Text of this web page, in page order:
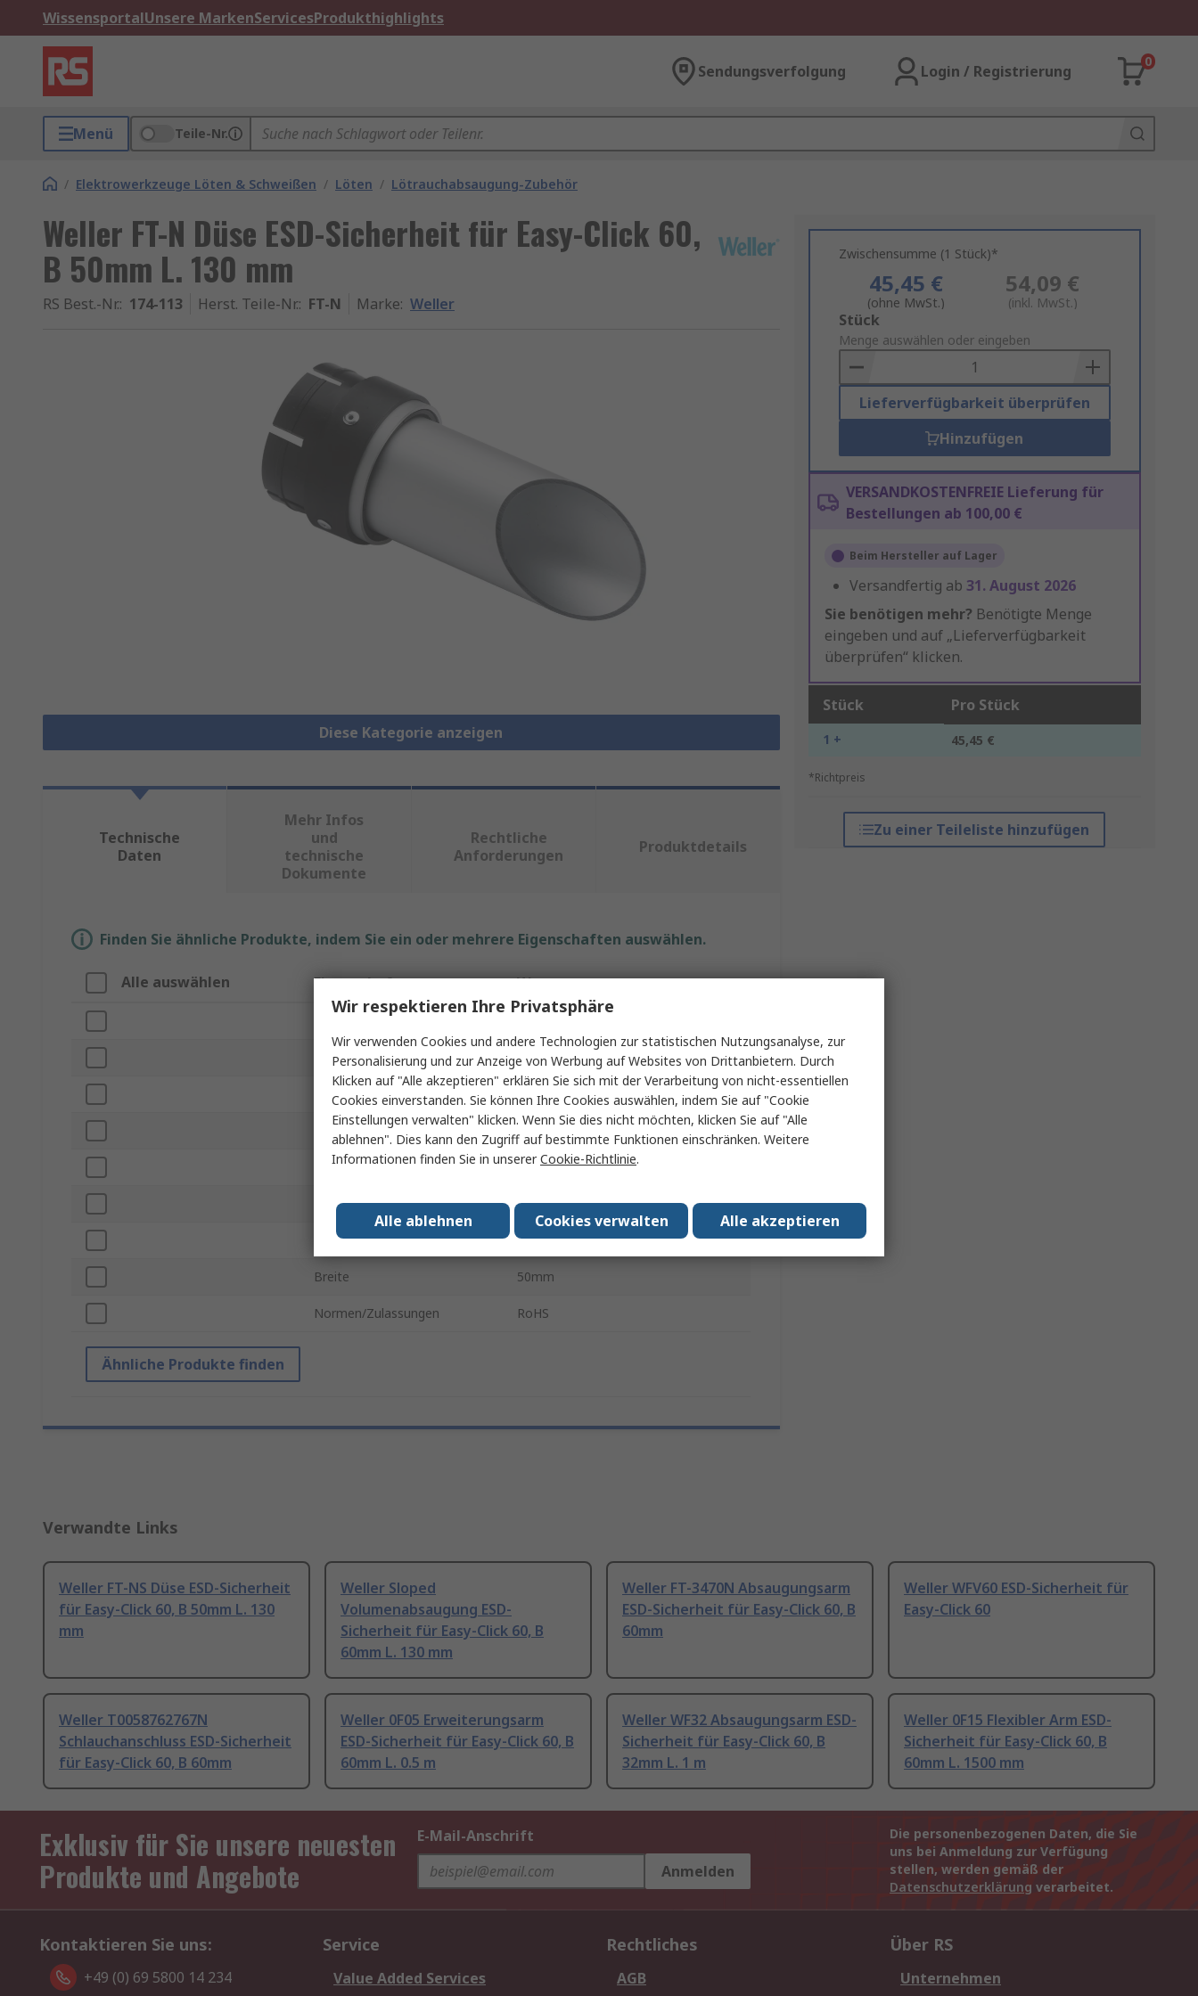
WissensportalUnsere MarkenServicesProdukthighlights
Sendungsverfolgung Login / Registrierung
0
Menü Teile-Nr.
/ Elektrowerkzeuge Löten & Schweißen / Löten / Lötrauchabsaugung-Zubehör
Weller FT-N Düse ESD-Sicherheit für Easy-Click 60,
B 50mm L. 130 mm
RS Best.-Nr.: 174-113 Herst. Teile-Nr.: FT-N Marke: Weller
Diese Kategorie anzeigen
Zwischensumme (1 Stück)*
45,45 €
(ohne MwSt.)
54,09 €
(inkl. MwSt.)
Add
to
Basket
Stück
Menge auswählen oder eingeben
Lieferverfügbarkeit überprüfen
Hinzufügen
VERSANDKOSTENFREIE Lieferung für
Bestellungen ab 100,00 €
Beim Hersteller auf Lager
Versandfertig ab 31. August 2026
Sie benötigen mehr? Benötigte Menge
eingeben und auf „Lieferverfügbarkeit
überprüfen“ klicken.
Stück Pro Stück
1 + 45,45 €
*Richtpreis
Zu einer Teileliste hinzufügen
Technische
Daten
Mehr Infos
und
technische
Dokumente
Rechtliche
Anforderungen
Produktdetails
Finden Sie ähnliche Produkte, indem Sie ein oder mehrere Eigenschaften auswählen.
Alle auswählen Eigenschaft Wert
Produkt Typ Lötrauch-Absaugerzubehör
Zur Verwendung mit Easy-Click 60
Modellnummer FT-N
ESD-Sicherheit Ja
Länge 130mm
Subtyp Düse
Breite 50mm
Normen/Zulassungen RoHS
Ähnliche Produkte finden
Verwandte Links
Weller FT-NS Düse ESD-Sicherheit
für Easy-Click 60, B 50mm L. 130
mm
Weller Sloped
Volumenabsaugung ESD-
Sicherheit für Easy-Click 60, B
60mm L. 130 mm
Weller FT-3470N Absaugungsarm
ESD-Sicherheit für Easy-Click 60, B
60mm
Weller WFV60 ESD-Sicherheit für
Easy-Click 60
Weller T0058762767N
Schlauchanschluss ESD-Sicherheit
für Easy-Click 60, B 60mm
Weller 0F05 Erweiterungsarm
ESD-Sicherheit für Easy-Click 60, B
60mm L. 0.5 m
Weller WF32 Absaugungsarm ESD-
Sicherheit für Easy-Click 60, B
32mm L. 1 m
Weller 0F15 Flexibler Arm ESD-
Sicherheit für Easy-Click 60, B
60mm L. 1500 mm
Exklusiv für Sie unsere neuesten
Produkte und Angebote
E-Mail-Anschrift
Anmelden
Die personenbezogenen Daten, die Sie
uns bei Anmeldung zur Verfügung
stellen, werden gemäß der
Datenschutzerklärung verarbeitet.
Kontaktieren Sie uns:
+49 (0) 69 5800 14 234
Service
Value Added Services
Rechtliches
AGB
Über RS
Unternehmen
Wir respektieren Ihre Privatsphäre
Wir verwenden Cookies und andere Technologien zur statistischen Nutzungsanalyse, zur
Personalisierung und zur Anzeige von Werbung auf Websites von Drittanbietern. Durch
Klicken auf "Alle akzeptieren" erklären Sie sich mit der Verarbeitung von nicht-essentiellen
Cookies einverstanden. Sie können Ihre Cookies auswählen, indem Sie auf "Cookie
Einstellungen verwalten" klicken. Wenn Sie dies nicht möchten, klicken Sie auf "Alle
ablehnen". Dies kann den Zugriff auf bestimmte Funktionen einschränken. Weitere
Informationen finden Sie in unsererCookie-Richtlinie.
Alle akzeptieren
Cookies verwalten
Alle ablehnen